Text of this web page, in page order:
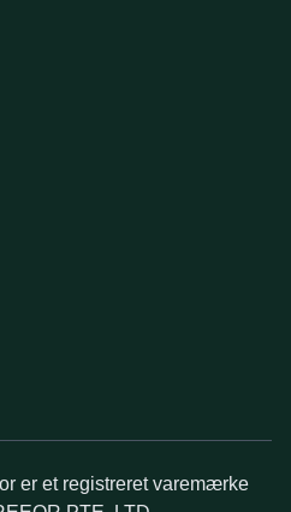
er et registreret varemærke